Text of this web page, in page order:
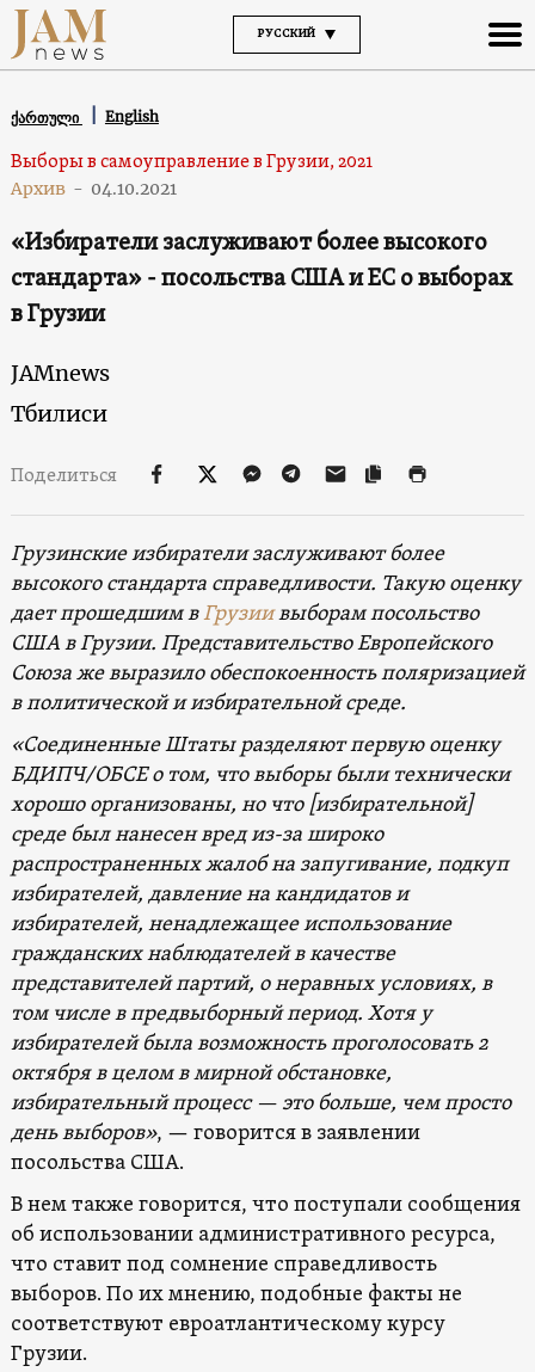
РУССКИЙ
ქართული English
Выборы в самоуправление в Грузии, 2021
Архив - 04.10.2021
«Избиратели заслуживают более высокого
стандарта» - посольства США и ЕС о выборах
в Грузии
JAMnews
Тбилиси
Поделиться
Грузинские избиратели заслуживают более
высокого стандарта справедливости. Такую оценку
дает прошедшим вГрузиивыборам посольство
США в Грузии. Представительство Европейского
Союза же выразило обеспокоенность поляризацией
в политической и избирательной среде.
«Соединенные Штаты разделяют первую оценку
БДИПЧ/ОБСЕ о том, что выборы были технически
хорошо организованы, но что [избирательной]
среде был нанесен вред из-за широко
распространенных жалоб на запугивание, подкуп
избирателей, давление на кандидатов и
избирателей, ненадлежащее использование
гражданских наблюдателей в качестве
представителей партий, о неравных условиях, в
том числе в предвыборный период. Хотя у
избирателей была возможность проголосовать 2
октября в целом в мирной обстановке,
избирательный процесс — это больше, чем просто
день выборов», — говорится в заявлении
посольства США.
В нем также говорится, что поступали сообщения
об использовании административного ресурса,
что ставит под сомнение справедливость
выборов. По их мнению, подобные факты не
соответствуют евроатлантическому курсу
Грузии.